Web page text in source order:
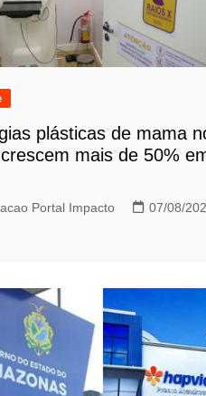
plásticas de mama
mais de 50%
Portal Impacto
07/08/